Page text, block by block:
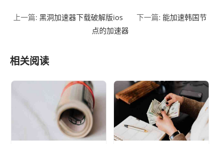
上一篇: 黑洞加速器下载破解版ios 下一篇: 能加速韩国节
点的加速器
相关阅读